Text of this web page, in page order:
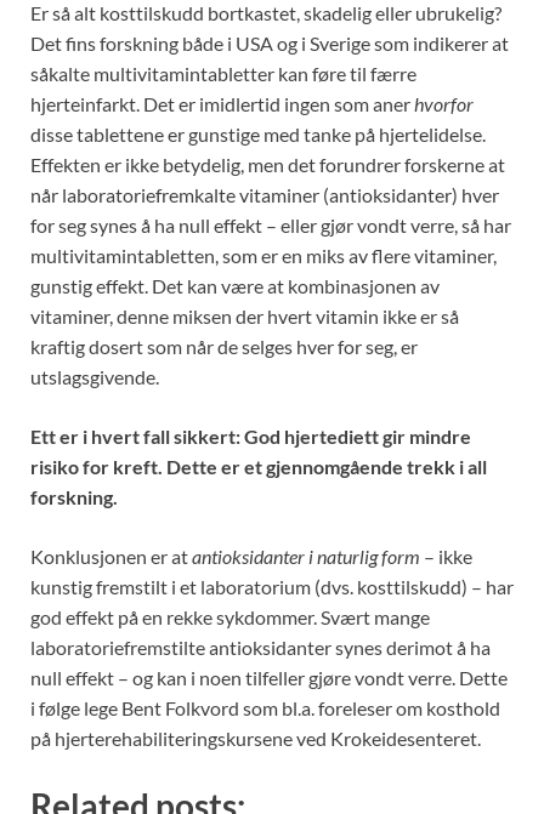
Er så alt kosttilskudd bortkastet, skadelig eller ubrukelig?
Det fins forskning både i USA og i Sverige som indikerer at
såkalte multivitamintabletter kan føre til færre
hjerteinfarkt. Det er imidlertid ingen som anerhvorfor
disse tablettene er gunstige med tanke på hjertelidelse.
Effekten er ikke betydelig, men det forundrer forskerne at
når laboratoriefremkalte vitaminer (antioksidanter) hver
for seg synes å ha null effekt – eller gjør vondt verre, så har
multivitamintabletten, som er en miks av flere vitaminer,
gunstig effekt. Det kan være at kombinasjonen av
vitaminer, denne miksen der hvert vitamin ikke er så
kraftig dosert som når de selges hver for seg, er
utslagsgivende.
Ett er i hvert fall sikkert: God hjertediett gir mindre
risiko for kreft. Dette er et gjennomgående trekk i all
forskning.
Konklusjonen er atantioksidanter i naturlig form – ikke
kunstig fremstilt i et laboratorium (dvs. kosttilskudd) – har
god effekt på en rekke sykdommer. Svært mange
laboratoriefremstilte antioksidanter synes derimot å ha
null effekt – og kan i noen tilfeller gjøre vondt verre. Dette
i følge lege Bent Folkvord som bl.a. foreleser om kosthold
på hjerterehabiliteringskursene ved Krokeidesenteret.